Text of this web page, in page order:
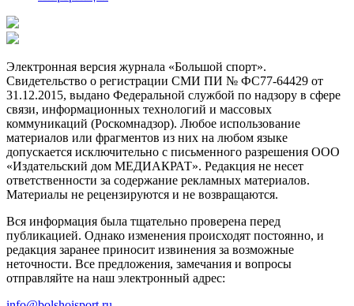
Электронная версия журнала «Большой спорт».
Свидетельство о регистрации СМИ ПИ № ФС77-64429 от
31.12.2015, выдано Федеральной службой по надзору в сфере
связи, информационных технологий и массовых
коммуникаций (Роскомнадзор). Любое использование
материалов или фрагментов из них на любом языке
допускается исключительно с письменного разрешения ООО
«Издательский дом МЕДИАКРАТ». Редакция не несет
ответственности за содержание рекламных материалов.
Материалы не рецензируются и не возвращаются.
Вся информация была тщательно проверена перед
публикацией. Однако изменения происходят постоянно, и
редакция заранее приносит извинения за возможные
неточности. Все предложения, замечания и вопросы
отправляйте на наш электронный адрес: